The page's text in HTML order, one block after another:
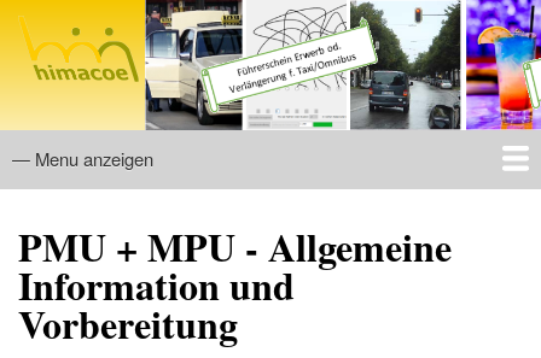
Direkt
zum
Inhalt
Menu
— Menu anzeigen
und MPU)
PMU + MPU - Allgemeine
Information und
Vorbereitung